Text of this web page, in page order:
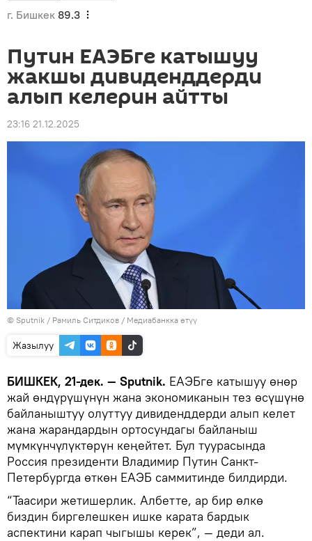
г. Бишкек 89.3
Путин ЕАЭБге катышуу
жакшы дивиденддерди
алып келерин айтты
23:16 21.12.2025
© Sputnik / Рамиль Ситдиков / Медиабанкка өтүү
Жазылуу
БИШКЕК, 21-дек. — Sputnik. ЕАЭБге катышуу өнөр
жай өндүрүшүнүн жана экономиканын тез өсүшүнө
байланыштуу олуттуу дивиденддерди алып келет
жана жарандардын ортосундагы байланыш
мүмкүнчүлүктөрүн кеңейтет. Бул туурасында
Россия президенти Владимир Путин Санкт-
Петербургда өткөн ЕАЭБ саммитинде билдирди.
“Таасири жетишерлик. Албетте, ар бир өлкө
биздин биргелешкен ишке карата бардык
аспектини карап чыгышы керек”, — деди ал.